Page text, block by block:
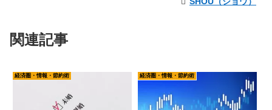
関連記事
経済圏・情報・節約術 経済圏・情報・節約術